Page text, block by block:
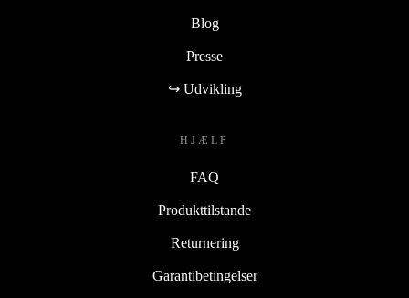
Blog
Presse
↪ Udvikling
HJÆLP
FAQ
Produkttilstande
Returnering
Garantibetingelser